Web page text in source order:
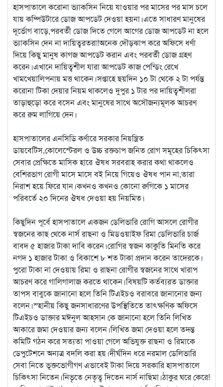
হাসপাতালে করোনা ভ্যাকসিন নিয়ে যাওয়ার পর মাসের পর মাস চলে
যায় কম্পিউটারে ডোজ আপডেট দেওয়া হয়না।এতে সাধারণ মানুষের
দূর্ভোগ বাড়ে,পরবর্তী ডোজ দিতে গেলে আগের ডোজ আপডেট না হলে
ভ্যাকসিন দেন না দায়িত্বরতরা!অনেক দৌড়ঝাপ করে অফিসে ধর্ণা
দিয়ে কিছু মানুষ কাগজ আপডেট করান এবং পরবর্তী ডোজ গ্রহণ
করেন।এখানে দায়িত্বশীল যারা আপডেট কাজ পেন্ডিং রেখে
খামখেয়ালিপনায় মত্ত থাকেন।সপ্তাহে ছয়দিন ১০ টা থেকে ২ টা পর্যন্ত
করোনা টিকা দেয়ার নিয়ম থাকলেও দুপুর ১ টার পর দায়িত্বশীলরা
তাড়াহুড়ো করে বসেন এবং মানুষের সাথে অসৌজন্যমূলক আচরণ
করে রুম লাগিয়ে দেন।
হাসপাতালের এনসিডি কর্ণারে সরকার নিয়ন্ত্রিত
ডায়বেটিস,কোলেস্টেরল ও উচ্চ রক্তচাপ জনিত রোগ সমূহের চিকিৎসা
সেবার প্রেক্ষিতে মাসিক হারে ঔষধ সরবরাহ করার কথা থাকলেও
বেশিরভাগ রোগী মাসে মাসে বই নিয়ে গিয়েও ঔষধ পান না,তারা
নিরাশ হয়ে ফিরে যান।কখনও কখনও কোনো রুগিকে ১ মাসের
পরিবর্তে ২০ দিনের ঔষধ দেওয়া হয় নিয়মিত।
কিছুদিন পূর্বে হাসপাতালে একজন ডেলিভারি রোগি আসলে রোগীর
স্বজনের কাছ থেকে নার্স রাছনা ও মিডওয়াইফ রিমা ডেলিভারি চার্জ
বাবদ ৫ হাজার টাকা দাবি করেন।রোগির স্বজন কাকুতি মিনতি করে
নগদ ১ হাজার টাকা ও বিকাশে ৮ শত টাকা প্রদান করেন তাদেরকে।
পুরো টাকা না দেওয়ায় রিমা ও রাছনা রোগীর স্বজনের সাথে খারাপ
আচরণ করে গালিগালাজ করতে থাকেন।বিষয়টি কর্তব্যরত ডাক্তার
তাপস বাবুকে জানানো হলে তিনি টিএইচও বরাবরে জানানোর জন্য
বলেন।স্হানীয় কিছু জনসাধারণের উপস্থিতিতে তাৎক্ষণিক অফিসে
টিএইচও ডাক্তার মঈনুল আহসান কে জানানো হলে তিনি লিখিত
আকারে জমা দেওয়ার জন্য বলেন।লিখিত জমা দেওয়া হলে তদন্ত
কমিটি গঠন করে সত্যতা পাওয়া গেলে অভিযুক্ত রাছনা ও রিমাকে
ডেপুটেশনে অন্যত্র বদলি করা হয়।দীর্ঘদিন ধরে নরমাল ডেলিভারি
সেবা নিতে ভূক্তভোগীগণ এভাবেই টাকা দিয়ে সরকারি হাসপাতালে
চিকিৎসা নিতেন।নিভৃতে নেতৃত্ব দিতেন নার্স নাছিমা।ঠাকুর ঘরে কেরে!